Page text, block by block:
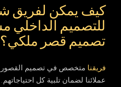
كيف يمكن لفريق
للتصميم
تصميم قصر ملكي؟
فريقنا متخصص في تصميم القصور
عملائنا لضمان تلبية كل